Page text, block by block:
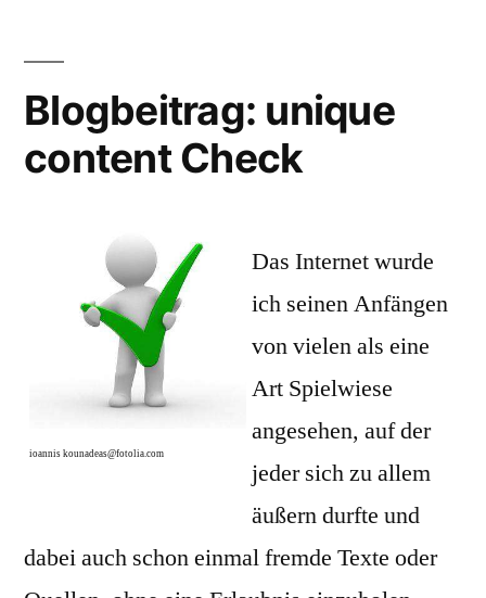
sein“
Blogbeitrag: unique
content Check
ioannis kounadeas@fotolia.com
Das Internet wurde
ich seinen Anfängen
von vielen als eine
Art Spielwiese
angesehen, auf der
jeder sich zu allem
äußern durfte und
dabei auch schon einmal fremde Texte oder